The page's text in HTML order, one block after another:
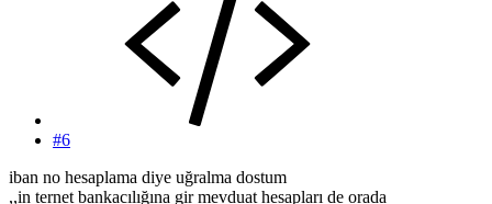
#6
iban no hesaplama diye uğralma dostum
,,in ternet bankacılığına gir mevduat hesapları de orada